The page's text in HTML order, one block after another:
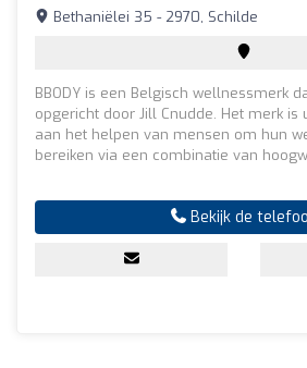
Bethaniëlei 35 - 2970, Schilde
BBODY is een Belgisch wellnessmerk
opgericht door Jill Cnudde. Het merk is
aan het helpen van mensen om hun
bereiken via een combinatie van
Bekijk de